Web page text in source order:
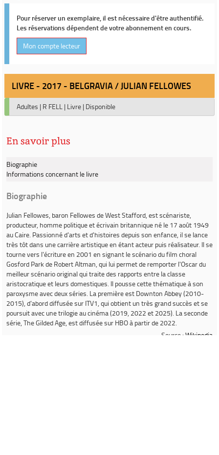
Pour réserver un exemplaire, il est nécessaire d'être authentifié.
Les réservations dépendent de votre abonnement en cours.
Mon compte lecteur
LIVRE - 2017 - BELGRAVIA / JULIAN FELLOWES
Adultes | R FELL | Livre | Disponible
En savoir plus
Biographie
Informations concernant le livre
Biographie
Julian Fellowes, baron Fellowes de West Stafford, est scénariste,
producteur, homme politique et écrivain britannique né le 17 août 1949
au Caire. Passionné d'arts et d'histoires depuis son enfance, il se lance
très tôt dans une carrière artistique en étant acteur puis réalisateur. Il se
tourne vers l'écriture en 2001 en signant le scénario du film choral
Gosford Parkde Robert Altman, qui lui permet de remporter l'Oscar du
meilleur scénario original qui traite des rapports entre la classe
aristocratique et leurs domestiques. Il pousse cette thématique à son
paroxysme avec deux séries. La première est Downton Abbey(2010-
2015), d'abord diffusée sur ITV1, qui obtient un très grand succès et se
poursuit avec une trilogie au cinéma (2019, 2022 et 2025). La seconde
série,The Gilded Age, est diffusée sur HBO à partir de 2022.
Source : Wikipedia